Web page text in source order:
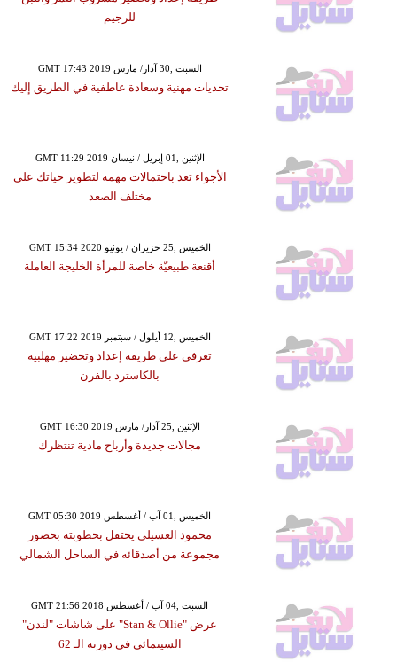
للرجيم
GMT 17:43 2019 السبت ,30 آذار/ مارس
تحديات مهنية وسعادة عاطفية في الطريق إليك
GMT 11:29 2019 الإثنين ,01 إبريل / نيسان
الأجواء تعد باحتمالات مهمة لتطوير حياتك على
مختلف الصعد
GMT 15:34 2020 الخميس ,25 حزيران / يونيو
أقنعة طبيعيّة خاصة للمرأة الخليجة العاملة
GMT 17:22 2019 الخميس ,12 أيلول / سبتمبر
تعرفي علي طريقة إعداد وتحضير مهلبية
بالكاسترد بالفرن
GMT 16:30 2019 الإثنين ,25 آذار/ مارس
مجالات جديدة وأرباح مادية تنتظرك
GMT 05:30 2019 الخميس ,01 آب / أغسطس
محمود العسيلي يحتفل بخطوبته بحضور
مجموعة من أصدقائه في الساحل الشمالي
GMT 21:56 2018 السبت ,04 آب / أغسطس
عرض "Stan & Ollie" على شاشات "لندن"
السينمائي في دورته الـ 62